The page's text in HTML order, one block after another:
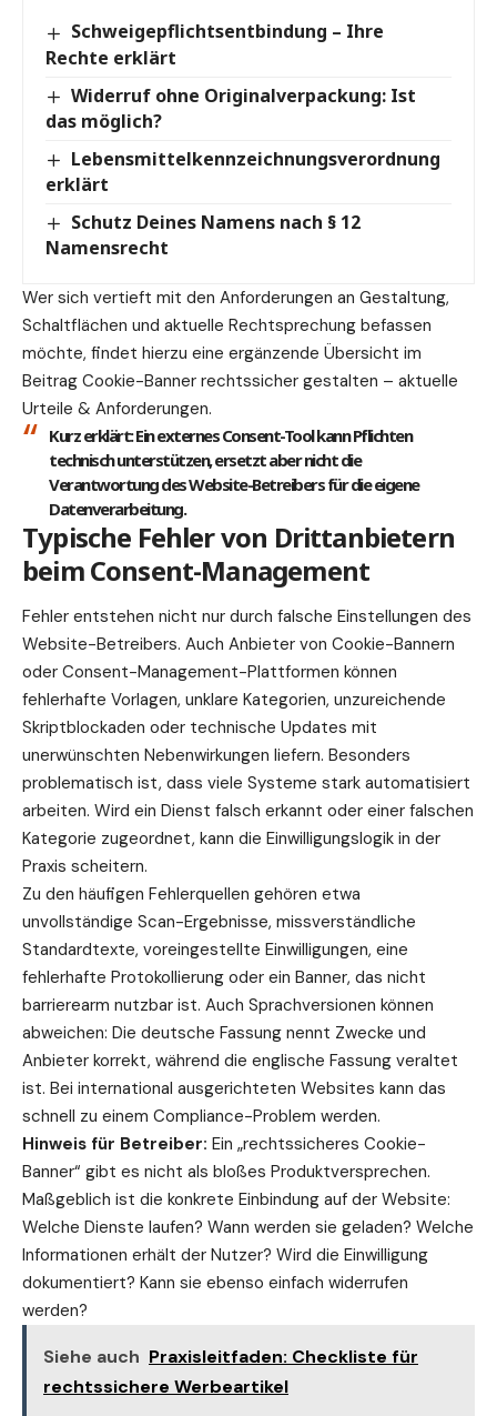
Schweigepflichtsentbindung – Ihre
Rechte erklärt
Widerruf ohne Originalverpackung: Ist
das möglich?
Lebensmittelkennzeichnungsverordnung
erklärt
Schutz Deines Namens nach § 12
Namensrecht
Wer sich vertieft mit den Anforderungen an Gestaltung,
Schaltflächen und aktuelle Rechtsprechung befassen
möchte, findet hierzu eine ergänzende Übersicht im
Beitrag Cookie-Banner rechtssicher gestalten – aktuelle
Urteile & Anforderungen.
Kurz erklärt:Ein externes Consent-Tool kann Pflichten
technisch unterstützen, ersetzt aber nicht die
Verantwortung des Website-Betreibers für die eigene
Datenverarbeitung.
Typische Fehler von Drittanbietern
beim Consent-Management
Fehler entstehen nicht nur durch falsche Einstellungen des
Website-Betreibers. Auch Anbieter von Cookie-Bannern
oder Consent-Management-Plattformen können
fehlerhafte Vorlagen, unklare Kategorien, unzureichende
Skriptblockaden oder technische Updates mit
unerwünschten Nebenwirkungen liefern. Besonders
problematisch ist, dass viele Systeme stark automatisiert
arbeiten. Wird ein Dienst falsch erkannt oder einer falschen
Kategorie zugeordnet, kann die Einwilligungslogik in der
Praxis scheitern.
Zu den häufigen Fehlerquellen gehören etwa
unvollständige Scan-Ergebnisse, missverständliche
Standardtexte, voreingestellte Einwilligungen, eine
fehlerhafte Protokollierung oder ein Banner, das nicht
barrierearm nutzbar ist. Auch Sprachversionen können
abweichen: Die deutsche Fassung nennt Zwecke und
Anbieter korrekt, während die englische Fassung veraltet
ist. Bei international ausgerichteten Websites kann das
schnell zu einem Compliance-Problem werden.
Hinweis für Betreiber: Ein „rechtssicheres Cookie-
Banner“ gibt es nicht als bloßes Produktversprechen.
Maßgeblich ist die konkrete Einbindung auf der Website:
Welche Dienste laufen? Wann werden sie geladen? Welche
Informationen erhält der Nutzer? Wird die Einwilligung
dokumentiert? Kann sie ebenso einfach widerrufen
werden?
Siehe auch Praxisleitfaden: Checkliste für
rechtssichere Werbeartikel